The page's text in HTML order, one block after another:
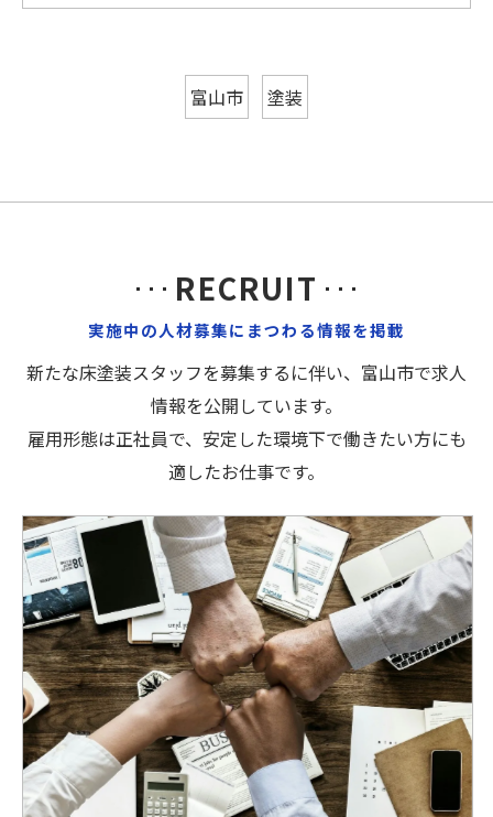
富山市 塗装
実施中の人材募集にまつわる情報を掲載
RECRUIT
新たな床塗装スタッフを募集するに伴い、富山市で求人
情報を公開しています。
雇用形態は正社員で、安定した環境下で働きたい方にも
適したお仕事です。